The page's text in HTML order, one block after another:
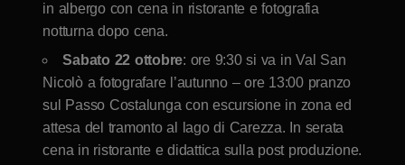
in albergo con cena in ristorante e fotografia
notturna dopo cena.
Sabato 22 ottobre: ore 9:30 si va in Val San
Nicolò a fotografare l’autunno – ore 13:00 pranzo
sul Passo Costalunga con escursione in zona ed
attesa del tramonto al lago di Carezza. In serata
cena in ristorante e didattica sulla post produzione.